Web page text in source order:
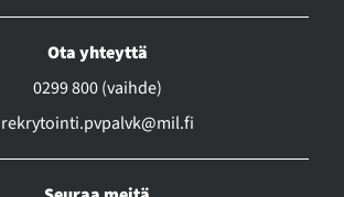
Ota yhteyttä
0299 800 (vaihde)
rekrytointi.pvpalvk@mil.fi